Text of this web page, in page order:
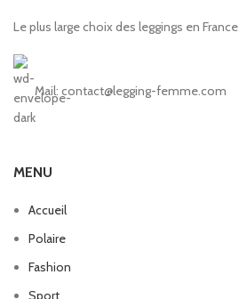
Le plus large choix des leggings en France
Mail: contact@legging-femme.com
MENU
Accueil
Polaire
Fashion
Sport